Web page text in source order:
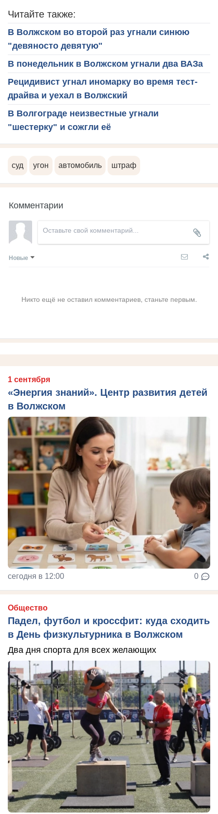
Читайте также:
В Волжском во второй раз угнали синюю
"девяносто девятую"
В понедельник в Волжском угнали два ВАЗа
Рецидивист угнал иномарку во время тест-
драйва и уехал в Волжский
В Волгограде неизвестные угнали
"шестерку" и сожгли её
суд угон автомобиль штраф
Комментарии
Новые
Никто ещё не оставил комментариев, станьте первым.
1 сентября
«Энергия знаний». Центр развития детей
в Волжском
сегодня в 12:00 0
Общество
Падел, футбол и кроссфит: куда сходить
в День физкультурника в Волжском
Два дня спорта для всех желающих